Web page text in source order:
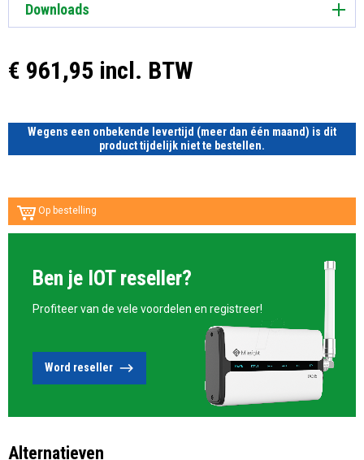
Downloads
€ 961,95 incl. BTW
Wegens een onbekende levertijd (meer dan één maand) is dit
product tijdelijk niet te bestellen.
Op bestelling
Ben je IOT reseller?
Profiteer van de vele voordelen en registreer!
Word reseller
Alternatieven